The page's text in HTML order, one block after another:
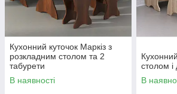
Кухонний куточок Маркіз з
розкладним столом та 2
табурети
В наявності
столом
В